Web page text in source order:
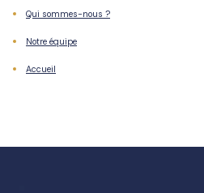
biens
vendus
Nos
Qui sommes-nous ?
Notre équipe
Accueil